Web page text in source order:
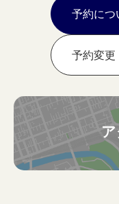
予約につ
予約変更